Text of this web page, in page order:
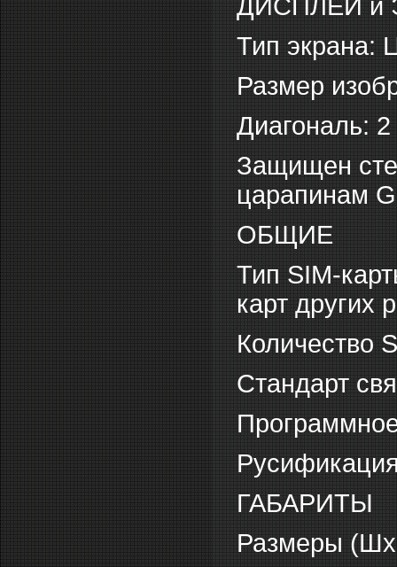
ДИСПЛЕЙ и
Тип экрана:
Размер
Диагональ:
Защищен
царапинам
ОБЩИЕ
Тип SIM-
карт других
Количество
Стандарт
ГАБАРИТЫ
Размеры